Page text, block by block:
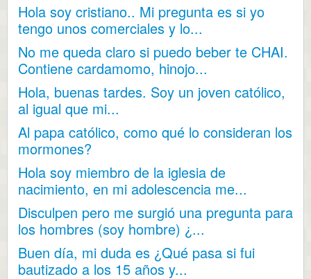
Hola soy cristiano.. Mi pregunta es si yo
tengo unos comerciales y lo...
No me queda claro si puedo beber te CHAI.
Contiene cardamomo, hinojo...
Hola, buenas tardes. Soy un joven católico,
al igual que mi...
Al papa católico, como qué lo consideran los
mormones?
Hola soy miembro de la iglesia de
nacimiento, en mi adolescencia me...
Disculpen pero me surgió una pregunta para
los hombres (soy hombre) ¿...
Buen día, mi duda es ¿Qué pasa si fui
bautizado a los 15 años y...